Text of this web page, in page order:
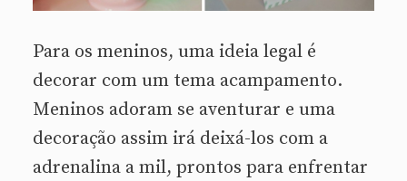
Para os meninos, uma ideia legal é
decorar com um tema acampamento.
Meninos adoram se aventurar e uma
decoração assim irá deixá-los com a
adrenalina a mil, prontos para enfrentar